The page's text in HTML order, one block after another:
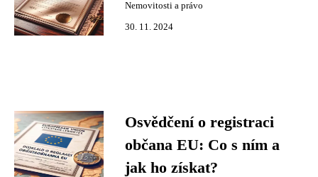
Nemovitosti a právo
30. 11. 2024
Osvědčení o registraci
občana EU: Co s ním a
jak ho získat?